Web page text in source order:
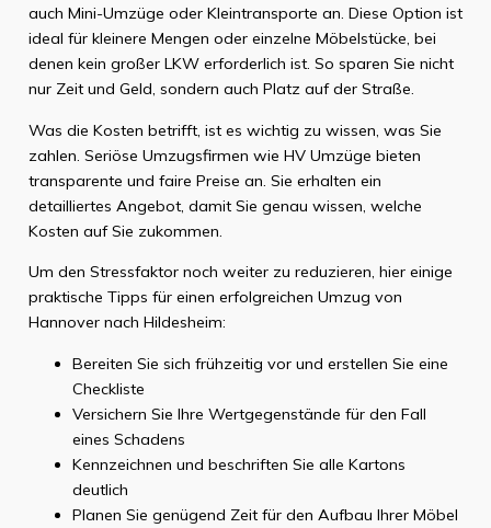
auch Mini-Umzüge oder Kleintransporte an. Diese Option ist
ideal für kleinere Mengen oder einzelne Möbelstücke, bei
denen kein großer LKW erforderlich ist. So sparen Sie nicht
nur Zeit und Geld, sondern auch Platz auf der Straße.
Was die Kosten betrifft, ist es wichtig zu wissen, was Sie
zahlen. Seriöse Umzugsfirmen wie HV Umzüge bieten
transparente und faire Preise an. Sie erhalten ein
detailliertes Angebot, damit Sie genau wissen, welche
Kosten auf Sie zukommen.
Um den Stressfaktor noch weiter zu reduzieren, hier einige
praktische Tipps für einen erfolgreichen Umzug von
Hannover nach Hildesheim:
Bereiten Sie sich frühzeitig vor und erstellen Sie eine
Checkliste
Versichern Sie Ihre Wertgegenstände für den Fall
eines Schadens
Kennzeichnen und beschriften Sie alle Kartons
deutlich
Planen Sie genügend Zeit für den Aufbau Ihrer Möbel